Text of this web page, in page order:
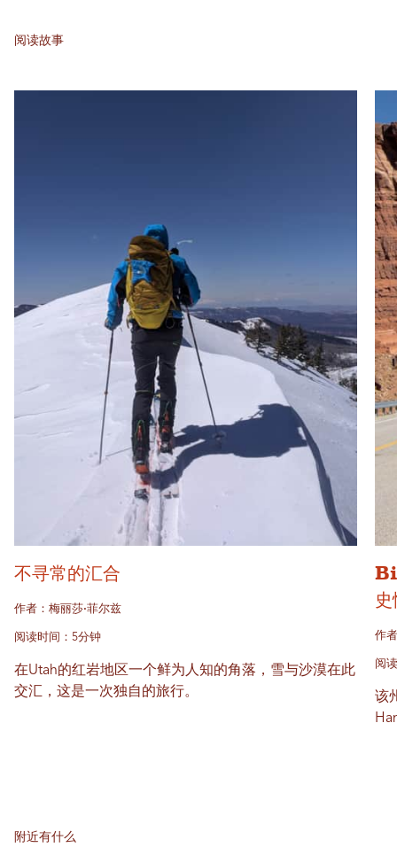
阅读故事
不寻常的汇合
作者：梅丽莎·菲尔兹
阅读时间：5分钟
在Utah的红岩地区一个鲜为人知的角落，雪与沙漠在此
交汇，这是一次独自的旅行。
作
阅
该
附近有什么